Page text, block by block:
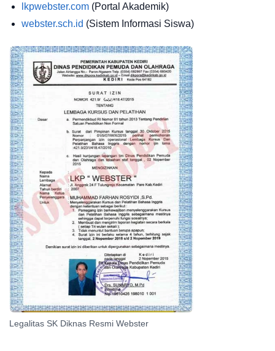
lkpwebster.com (Portal Akademik)
webster.sch.id (Sistem Informasi Siswa)
Legalitas SK Diknas Resmi Webster